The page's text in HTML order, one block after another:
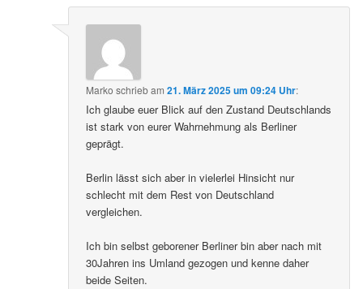
Marko schriebam21. März 2025 um 09:24 Uhr:
Ich glaube euer Blick auf den Zustand Deutschlands
ist stark von eurer Wahrnehmung als Berliner
geprägt.
Berlin lässt sich aber in vielerlei Hinsicht nur
schlecht mit dem Rest von Deutschland
vergleichen.
Ich bin selbst geborener Berliner bin aber nach mit
30Jahren ins Umland gezogen und kenne daher
beide Seiten.